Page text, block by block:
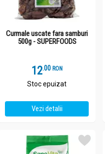
Curmale uscate fara samburi
500g - SUPERFOODS
12.0 RON
Stoc epuizat
Vezi detalii